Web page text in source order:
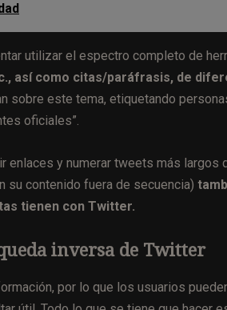
utilizar el espectro completo de
así como citas/paráfrasis, de
sobre este tema, etiquetando
oficiales”.
y numerar tweets más largos
su contenido fuera de secuencia)
tienen con Twitter.
inversa de Twitter
por lo que los usuarios